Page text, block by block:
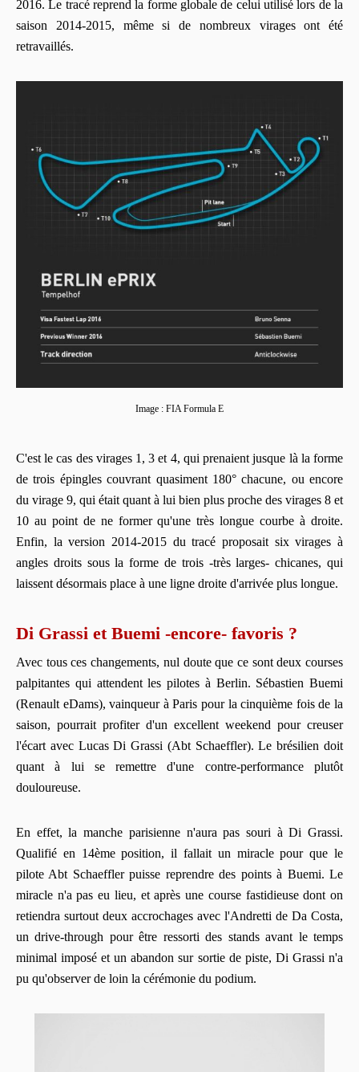
2016. Le tracé reprend la forme globale de celui utilisé lors de la
saison 2014-2015, même si de nombreux virages ont été
retravaillés.
Image : FIA Formula E
C'est le cas des virages 1, 3 et 4, qui prenaient jusque là la forme
de trois épingles couvrant quasiment 180° chacune, ou encore
du virage 9, qui était quant à lui bien plus proche des virages 8 et
10 au point de ne former qu'une très longue courbe à droite.
Enfin, la version 2014-2015 du tracé proposait six virages à
angles droits sous la forme de trois -très larges- chicanes, qui
laissent désormais place à une ligne droite d'arrivée plus longue.
Di Grassi et Buemi -encore- favoris ?
Avec tous ces changements, nul doute que ce sont deux courses
palpitantes qui attendent les pilotes à Berlin. Sébastien Buemi
(Renault eDams), vainqueur à Paris pour la cinquième fois de la
saison, pourrait profiter d'un excellent weekend pour creuser
l'écart avec Lucas Di Grassi (Abt Schaeffler). Le brésilien doit
quant à lui se remettre d'une contre-performance plutôt
douloureuse.
En effet, la manche parisienne n'aura pas souri à Di Grassi.
Qualifié en 14ème position, il fallait un miracle pour que le
pilote Abt Schaeffler puisse reprendre des points à Buemi. Le
miracle n'a pas eu lieu, et après une course fastidieuse dont on
retiendra surtout deux accrochages avec l'Andretti de Da Costa,
un drive-through pour être ressorti des stands avant le temps
minimal imposé et un abandon sur sortie de piste, Di Grassi n'a
pu qu'observer de loin la cérémonie du podium.